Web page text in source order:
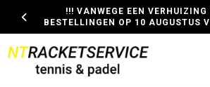
!!! VANWEGE EEN VERHUIZING
BESTELLINGEN OP 10 AUGUSTUS